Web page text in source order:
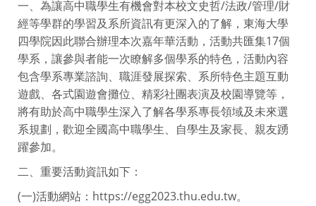
一、為讓高中職學生有機會對本校文史哲/法政/管理/財
經等學群的學習及系所資訊有更深入的了解，東海大學
四學院因此聯合辦理本次嘉年華活動，活動共匯集17個
學系，讓參與者能一次瞭解多個學系的特色，活動內容
包含學系專業諮詢、職涯發展探索、系所特色主題互動
遊戲、各式園遊會攤位、精彩社團表演及校園導覽等，
將有助於高中職學生深入了解各學系專長領域及未來選
系規劃，歡迎全國高中職學生、自學生及家長、親友踴
躍參加。
二、重要活動資訊如下：
(一)活動網站：https://egg2023.thu.edu.tw。